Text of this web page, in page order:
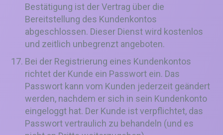
Bestätigung ist der Vertrag über die
Bereitstellung des Kundenkontos
abgeschlossen. Dieser Dienst wird kostenlos
und zeitlich unbegrenzt angeboten.
Bei der Registrierung eines Kundenkontos
richtet der Kunde ein Passwort ein. Das
Passwort kann vom Kunden jederzeit geändert
werden, nachdem er sich in sein Kundenkonto
eingeloggt hat. Der Kunde ist verpflichtet, das
Passwort vertraulich zu behandeln (und es